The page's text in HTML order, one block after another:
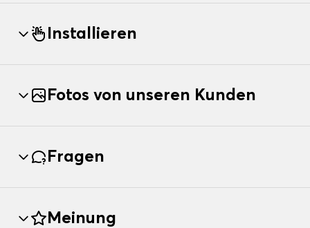
Installieren
Fotos von unseren Kunden
Fragen
Meinung